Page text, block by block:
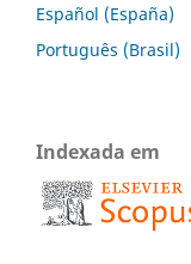
Español (España)
Português (Brasil)
Indexada em